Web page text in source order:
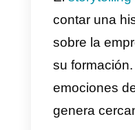
menos
Para